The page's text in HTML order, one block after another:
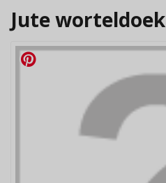
Opslagdekens
Andere verhuismaterialen
Jute worteldoek